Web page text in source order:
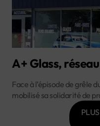
A+ Glass,
Face à l’épisode de grêle
mobilisé sa solidarité de